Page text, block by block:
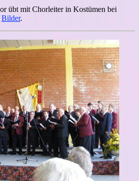
übt mit Chorleiter in Kostümen bei
Bilder.